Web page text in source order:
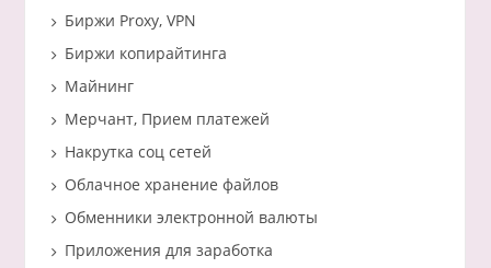
Биржи Proxy, VPN
Биржи копирайтинга
Майнинг
Мерчант, Прием платежей
Накрутка соц сетей
Облачное хранение файлов
Обменники электронной валюты
Приложения для заработка